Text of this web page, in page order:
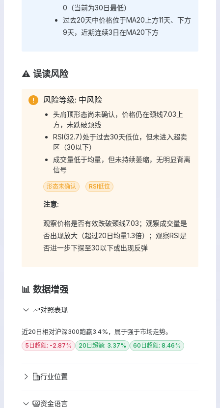
0（当前为30日最低）
过去20天中价格位于MA20上方11天、下方
9天，近期连续3日在MA20下方
⚠️ 误读风险
风险等级: 中风险
头肩顶形态尚未确认，价格仍在颈线7.03上
方，未跌破颈线
RSI(32.7)处于过去30天低位，但未进入超卖
区（30以下）
成交量低于均量，但未持续萎缩，无明显背离
信号
形态未确认 RSI低位
注意:
观察价格是否有效跌破颈线7.03；观察成交量是
否出现放大（超过20日均量1.3倍）；观察RSI是
否进一步下探至30以下或出现反弹
📊 数据增强
对照表现
近20日相对沪深300跑赢3.4%，属于强于市场走势。
5日超额: -2.87% 20日超额: 3.37% 60日超额: 8.46%
行业位置
资金语言